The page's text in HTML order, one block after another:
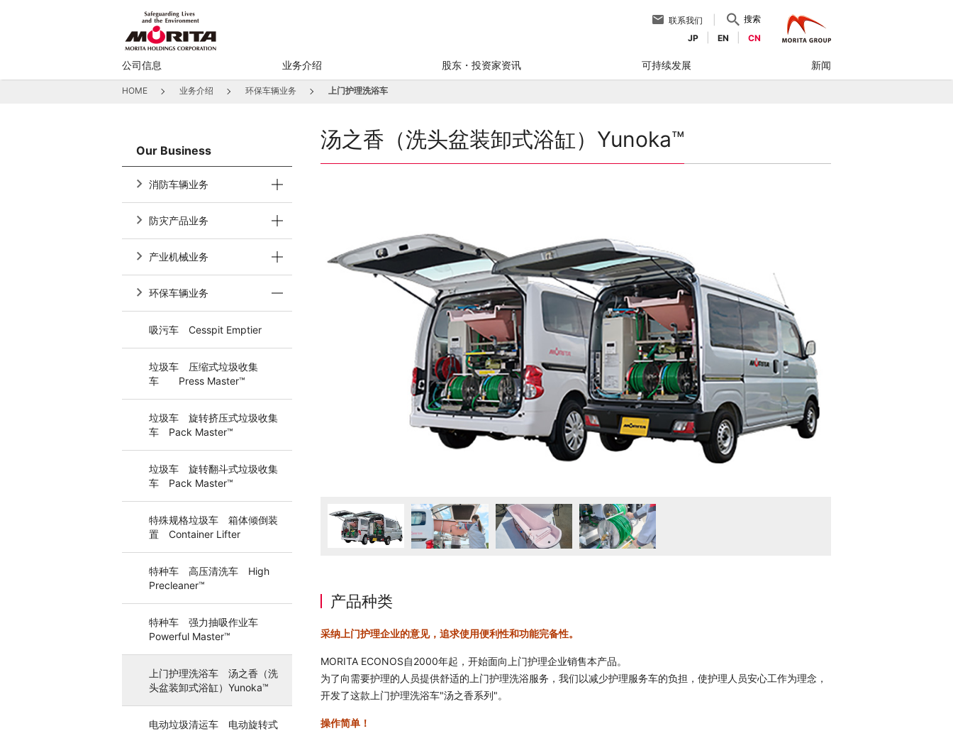
联系我们
搜索
JP
EN CN
公司信息 业务介绍 股东・投资家资讯 可持续发展 新闻
HOME 业务介绍 环保车辆业务 上门护理洗浴车
汤之香（洗头盆装卸式浴缸）Yunoka™
产品种类
采纳上门护理企业的意见，追求使用便利性和功能完备性。
MORITA ECONOS自2000年起，开始面向上门护理企业销售本产品。
为了向需要护理的人员提供舒适的上门护理洗浴服务，我们以减少护理服务车的负担，使护理人员安心工作为理念，
开发了这款上门护理洗浴车"汤之香系列"。
操作简单！
Our Business
消防车辆业务
防灾产品业务
产业机械业务
环保车辆业务
吸污车 Cesspit Emptier
垃圾车 压缩式垃圾收集
车 Press Master™
垃圾车 旋转挤压式垃圾收集
车 Pack Master™
垃圾车 旋转翻斗式垃圾收集
车 Pack Master™
特殊规格垃圾车 箱体倾倒装
置 Container Lifter
特种车 高压清洗车 High
Precleaner™
特种车 强力抽吸作业车
Powerful Master™
上门护理洗浴车 汤之香（洗
头盆装卸式浴缸）Yunoka™
电动垃圾清运车 电动旋转式